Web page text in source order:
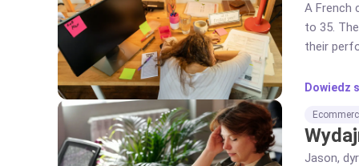
A French
to 35.
their
Dowiedz
Jason,